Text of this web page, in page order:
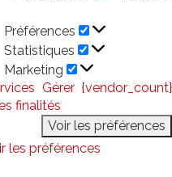
Préférences
Statistiques
Marketing
Gérer {vendor_count}
finalités
Voir les préférences
les préférences